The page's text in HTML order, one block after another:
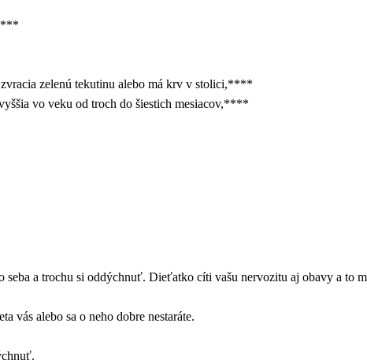
zelenú tekutinu alebo má krv v stolici,****
vo veku od troch do šiestich mesiacov,****
seba a trochu si oddýchnuť. Dieťatko cíti vašu nervozitu aj obavy a to
vás alebo sa o neho dobre nestaráte.